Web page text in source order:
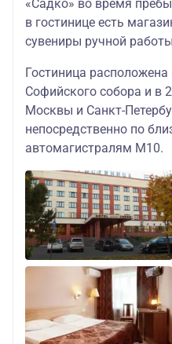
«Садко» во время
в гостинице есть
сувениры ручной
Гостиница
Софийского собора и в
Москвы и Санкт-
непосредственно по
автомагистралям М10.